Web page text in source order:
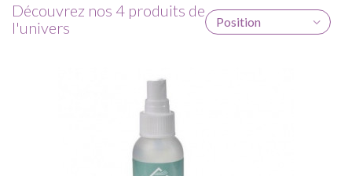
Découvrez nos 4 produits de
l'univers
Position